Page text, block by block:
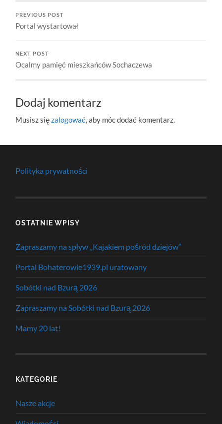
PREVIOUS POST
Portal wystartował
NEXT POST
Ocalmy pamięć mieszkańców Sochaczewa
Dodaj komentarz
Musisz sięzalogować, aby móc dodać komentarz.
Polityka prywatności
OSTATNIE WPISY
Zapraszamy na spływ „Kajakiem pośród dziejów”
Portal Bohaterowie1939.pl uratowany
Sobótki nad Bzurą 2026
Zapraszamy na Sobótki nad Bzurą 2026
Mamy 20 lat!
KATEGORIE
Nasze akcje